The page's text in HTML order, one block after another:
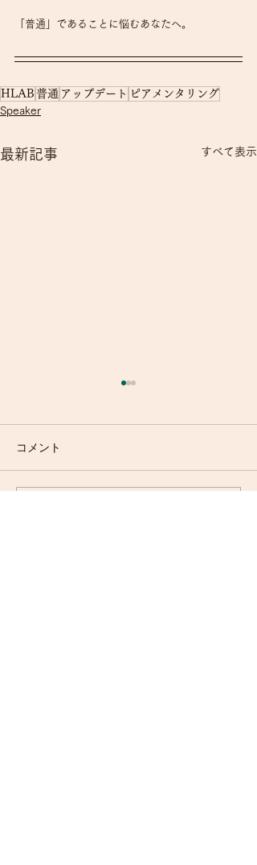
「普通」であることに悩むあなたへ。
HLAB 普通 アップデート ピアメンタリング
Speaker
最新記事 すべて表示
コメント